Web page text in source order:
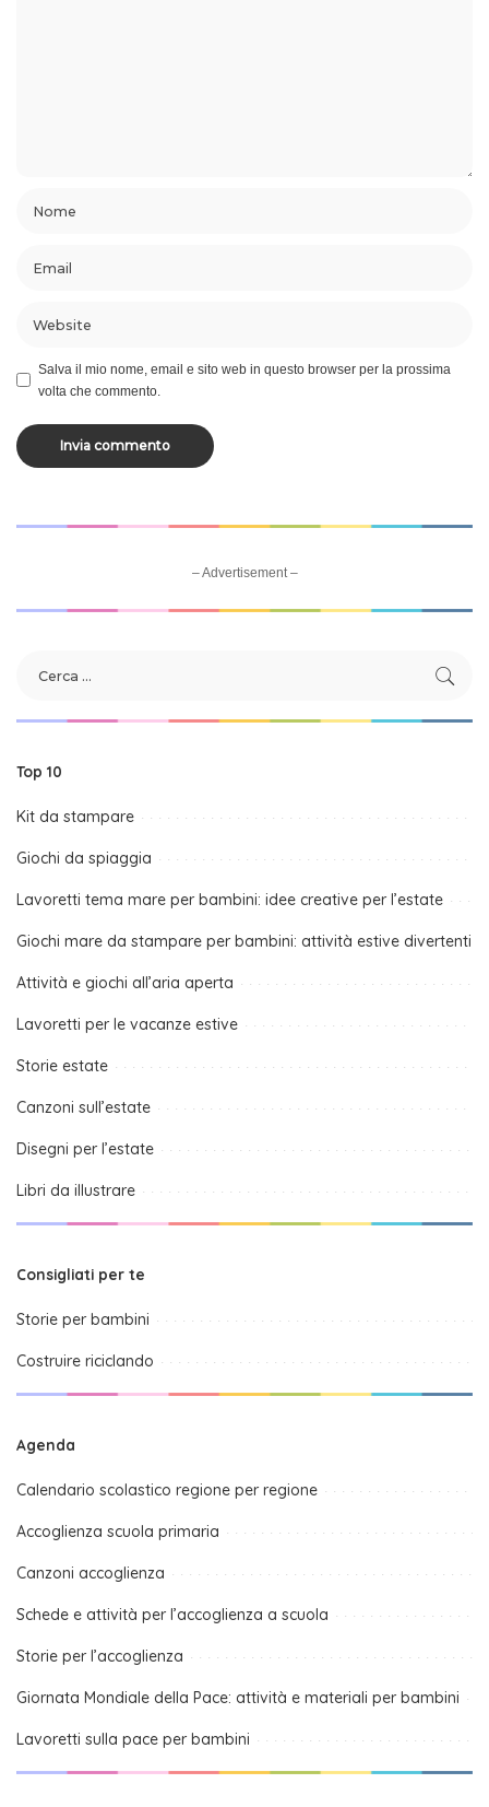
Salva il mio nome, email e sito web in questo browser per la prossima
volta che commento.
– Advertisement –
Top 10
Kit da stampare
Giochi da spiaggia
Lavoretti tema mare per bambini: idee creative per l’estate
Giochi mare da stampare per bambini: attività estive divertenti
Attività e giochi all’aria aperta
Lavoretti per le vacanze estive
Storie estate
Canzoni sull’estate
Disegni per l’estate
Libri da illustrare
Consigliati per te
Storie per bambini
Costruire riciclando
Agenda
Calendario scolastico regione per regione
Accoglienza scuola primaria
Canzoni accoglienza
Schede e attività per l’accoglienza a scuola
Storie per l’accoglienza
Giornata Mondiale della Pace: attività e materiali per bambini
Lavoretti sulla pace per bambini